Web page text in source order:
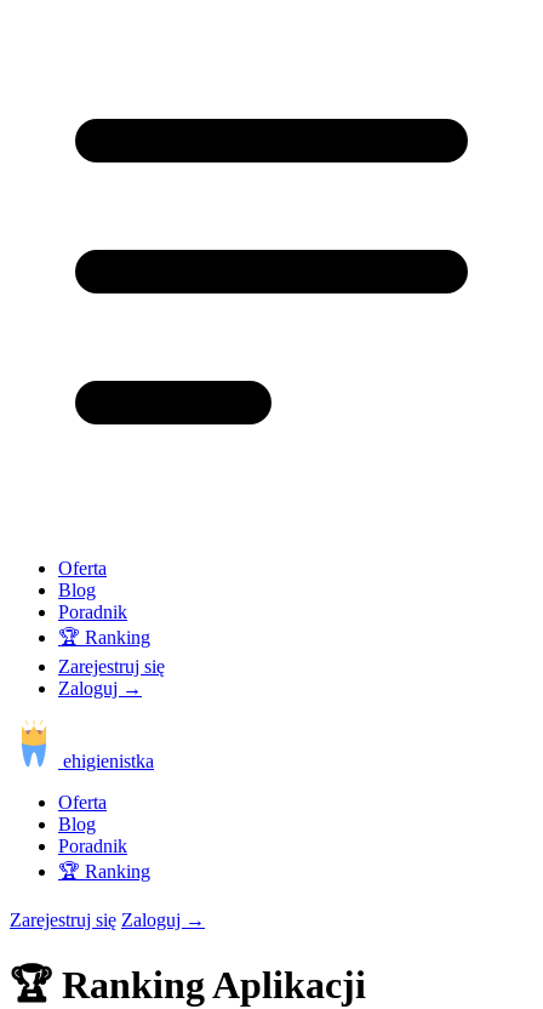
Oferta
Blog
Poradnik
🏆 Ranking
Zarejestruj się
Zaloguj →
ehigienistka
Oferta
Blog
Poradnik
🏆 Ranking
Zarejestruj się Zaloguj →
🏆 Ranking Aplikacji